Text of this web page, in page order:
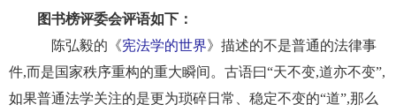
图书榜评委会评语如下：
陈弘毅的《宪法学的世界》描述的不是普通的法律事
件,而是国家秩序重构的重大瞬间。古语曰“天不变,道亦不变”,
如果普通法学关注的是更为琐碎日常、稳定不变的“道”,那么